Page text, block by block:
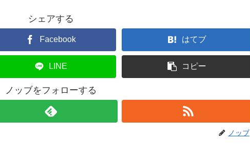
シェアする
Facebook はてブ
LINE コピー
ノッブをフォローする
ノッブ